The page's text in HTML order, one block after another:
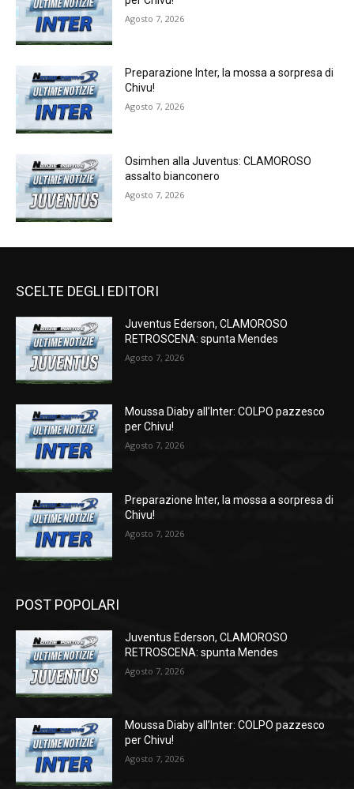
Agosto 7, 2026
Preparazione Inter, la mossa a sorpresa di
Chivu!
Agosto 7, 2026
Osimhen alla Juventus: CLAMOROSO
assalto bianconero
Agosto 7, 2026
SCELTE DEGLI EDITORI
Juventus Ederson, CLAMOROSO
RETROSCENA: spunta Mendes
Agosto 7, 2026
Moussa Diaby all’Inter: COLPO pazzesco
per Chivu!
Agosto 7, 2026
Preparazione Inter, la mossa a sorpresa di
Chivu!
Agosto 7, 2026
POST POPOLARI
Juventus Ederson, CLAMOROSO
RETROSCENA: spunta Mendes
Agosto 7, 2026
Moussa Diaby all’Inter: COLPO pazzesco
per Chivu!
Agosto 7, 2026